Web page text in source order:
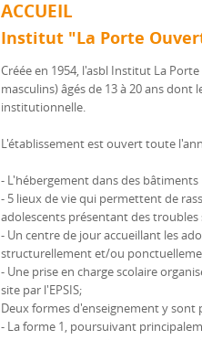
ACCUEIL
Institut "La Porte
Créée en 1954, l'asbl Institut La
masculins) âgés de 13 à 20 ans
institutionnelle.
L'établissement est ouvert toute
- L'hébergement dans des
- 5 lieux de vie qui permettent de
adolescents présentant des troubles
- Un centre de jour accueillant les
structurellement et/ou
- Une prise en charge scolaire
site par l'EPSIS;
Deux formes d'enseignement y sont
- La forme 1, poursuivant